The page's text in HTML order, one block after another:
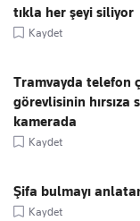
tıkla her şeyi siliyor
Kaydet
Tramvayda telefon
görevlisinin
kamerada
Kaydet
Şifa bulmayı
Kaydet